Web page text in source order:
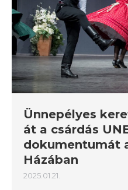
Ünnepélyes
át a csárdás
dokumentumát
Házában
2025.01.21.